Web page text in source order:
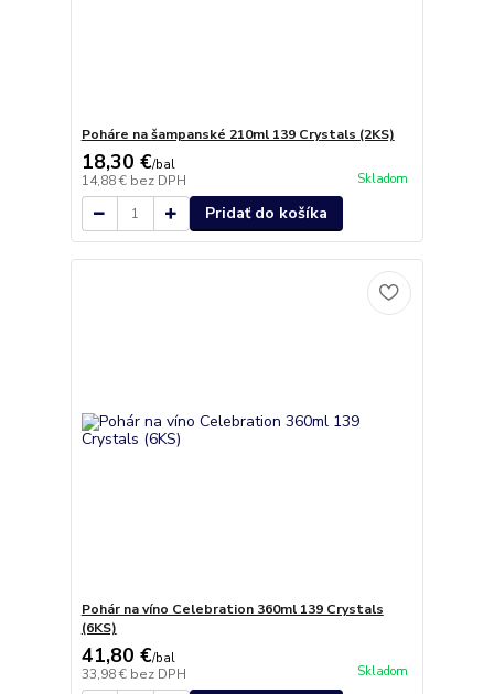
Poháre na šampanské 210ml 139 Crystals (2KS)
18,30 €/bal
14,88 € bez DPH Skladom
Pridať do košíka
Pohár na víno Celebration 360ml 139 Crystals
(6KS)
41,80 €/bal
33,98 € bez DPH Skladom